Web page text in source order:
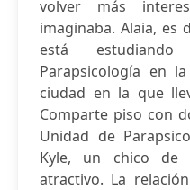
volver más
imaginaba. Alaia, es
está
Parapsicología en
ciudad en la que
Comparte piso con
Unidad de
Kyle, un chico de
atractivo. La